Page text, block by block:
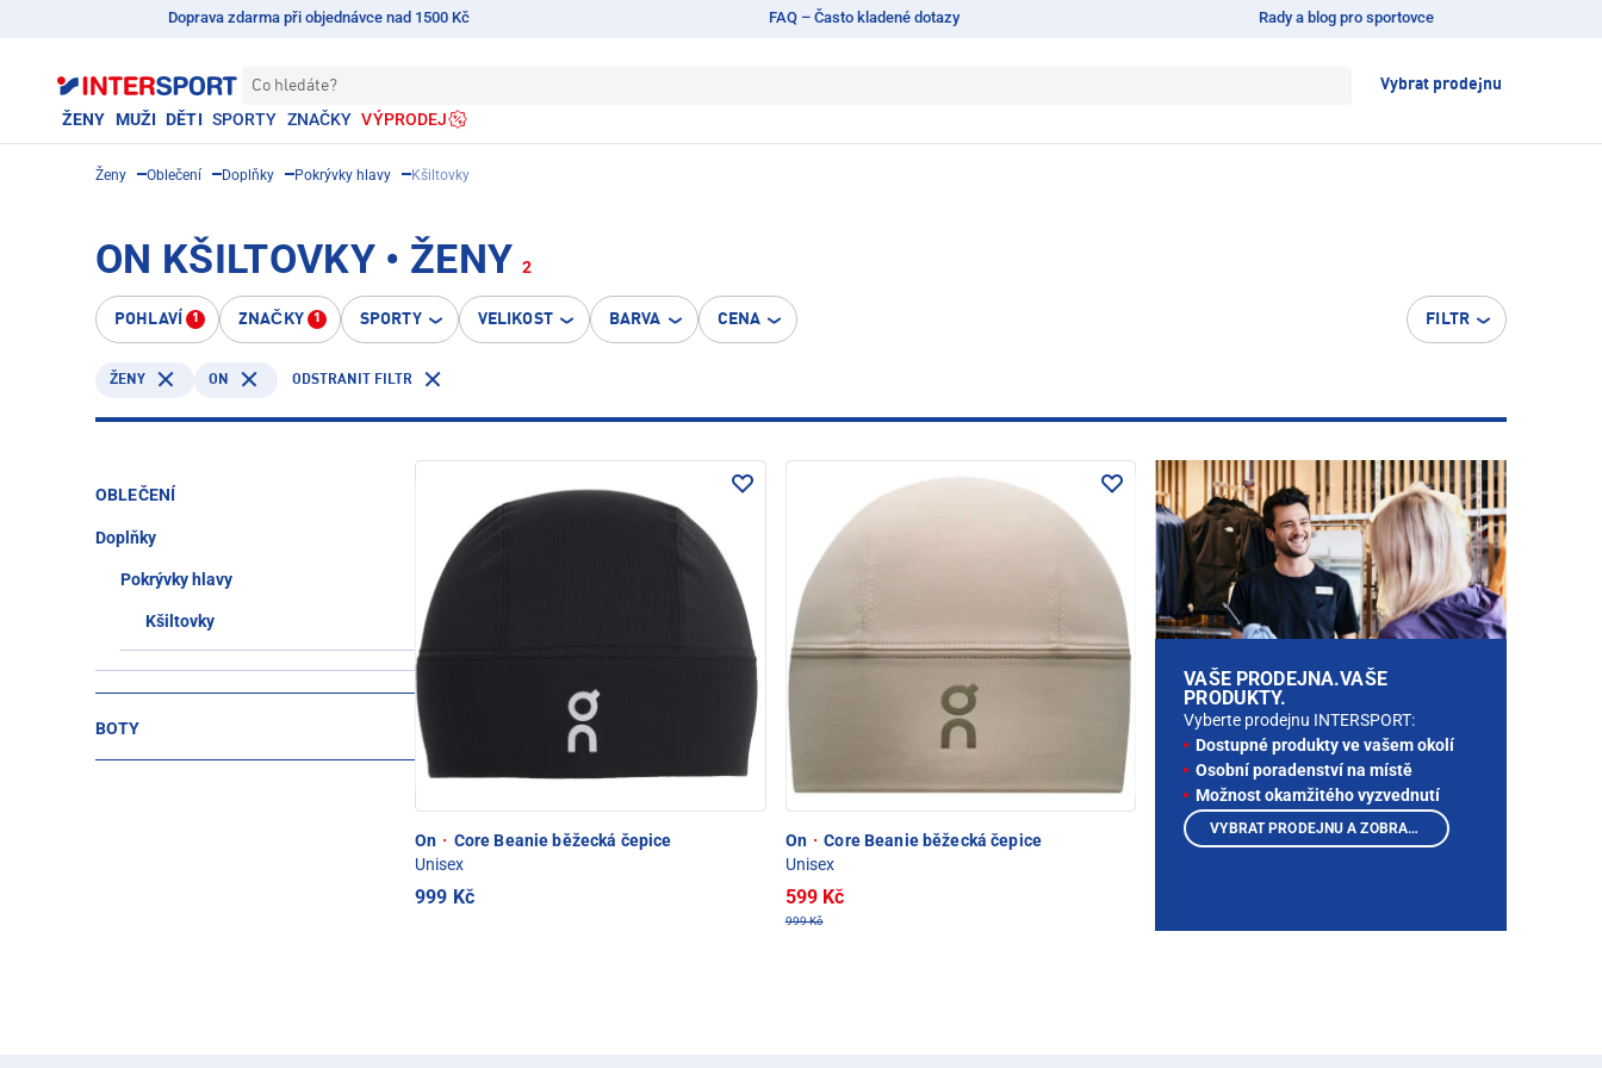
Doprava zdarma při objednávce nad 1500 Kč FAQ – Často kladené dotazy Rady a blog pro sportovce
Co hledáte? Vybrat prodejnu
ŽENY MUŽI DĚTI SPORTY ZNAČKY VÝPRODEJ
Ženy Oblečení Doplňky Pokrývky hlavy Kšiltovky
ON KŠILTOVKY • ŽENY 2
POHLAVÍ 1 ZNAČKY 1 SPORTY VELIKOST BARVA CENA FILTR
ŽENY ON ODSTRANIT FILTR
OBLEČENÍ
Doplňky
Pokrývky hlavy
Kšiltovky
BOTY
On · Core Beanie běžecká čepice
Unisex
999 Kč
On · Core Beanie běžecká čepice
Unisex
599 Kč
999 Kč
VAŠE PRODEJNA.VAŠE
PRODUKTY.
Vyberte prodejnu INTERSPORT:
Dostupné produkty ve vašem okolí
Osobní poradenství na místě
Možnost okamžitého vyzvednutí
VYBRAT PRODEJNU A ZOBRAZIT PRODUKTY